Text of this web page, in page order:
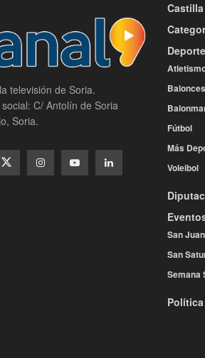
televisión de Soria.
C/ Antolín de Soria
Soria.
Deporte
Fútbol
Más
Voleibol
San Juan
San
Semana
Política